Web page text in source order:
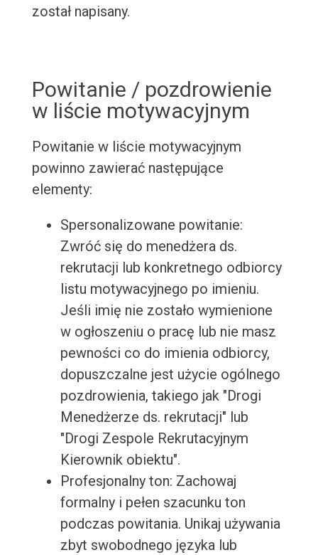
został napisany.
Powitanie / pozdrowienie
w liście motywacyjnym
Powitanie w liście motywacyjnym
powinno zawierać następujące
elementy:
Spersonalizowane powitanie:
Zwróć się do menedżera ds.
rekrutacji lub konkretnego odbiorcy
listu motywacyjnego po imieniu.
Jeśli imię nie zostało wymienione
w ogłoszeniu o pracę lub nie masz
pewności co do imienia odbiorcy,
dopuszczalne jest użycie ogólnego
pozdrowienia, takiego jak "Drogi
Menedżerze ds. rekrutacji" lub
"Drogi Zespole Rekrutacyjnym
Kierownik obiektu".
Profesjonalny ton: Zachowaj
formalny i pełen szacunku ton
podczas powitania. Unikaj używania
zbyt swobodnego języka lub